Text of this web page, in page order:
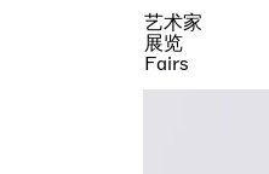
艺术家
展览
Fairs